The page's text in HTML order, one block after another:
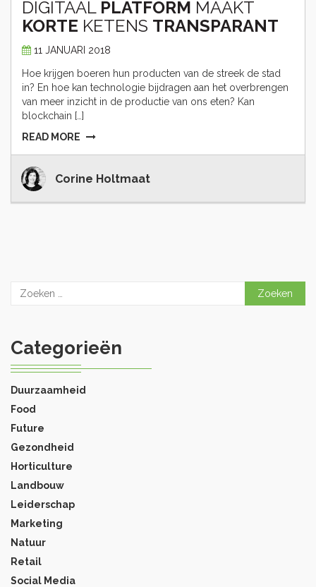
DIGITAAL PLATFORM MAAKT
KORTE KETENS TRANSPARANT
11 JANUARI 2018
Hoe krijgen boeren hun producten van de streek de stad
in? En hoe kan technologie bijdragen aan het overbrengen
van meer inzicht in de productie van ons eten? Kan
blockchain […]
READ MORE
Corine Holtmaat
Zoeken
Categorieën
Duurzaamheid
Food
Future
Gezondheid
Horticulture
Landbouw
Leiderschap
Marketing
Natuur
Retail
Social Media